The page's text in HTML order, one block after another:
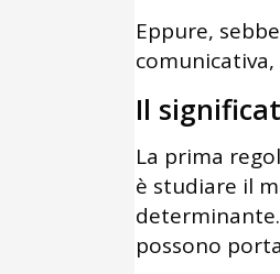
Eppure,
Il
La prima
è studiare il
possono